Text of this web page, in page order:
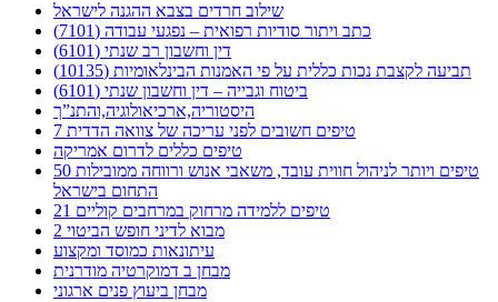
שילוב חרדים בצבא ההגנה לישראל
כתב ויתור סודיות רפואית – נפגעי עבודה (7101)
דין וחשבון רב שנתי (6101)
תביעה לקצבת נכות כללית על פי האמנות הבינלאומיות (10135)
ביטוח וגבייה – דין וחשבון שנתי (6101)
היסטוריה,ארכיאולוגיה,והתנ”ך
7 טיפים חשובים לפני עריכה של צוואה הדדית
טיפים כללים לדרום אמריקה
50 טיפים ויותר לניהול חווית עובד, משאבי אנוש ורווחה ממובילות
התחום בישראל
21 טיפים ללמידה מרחוק במרחבים קוליים
מבוא לדיני חופש הביטוי 2
עיתונאות כמוסד ומקצוע
מבחן ב דמוקרטיה מודרנית
מבחן ביעוץ פנים ארגוני